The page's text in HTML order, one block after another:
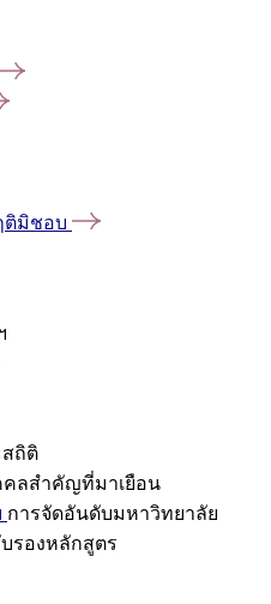
ติมิชอบ
ถิติ
ลสำคัญที่มาเยือน
การจัดอันดับมหาวิทยาลัย
รองหลักสูตร